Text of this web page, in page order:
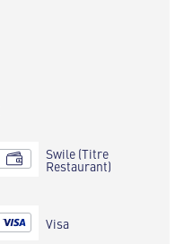
Swile (Titre
Restaurant)
Visa